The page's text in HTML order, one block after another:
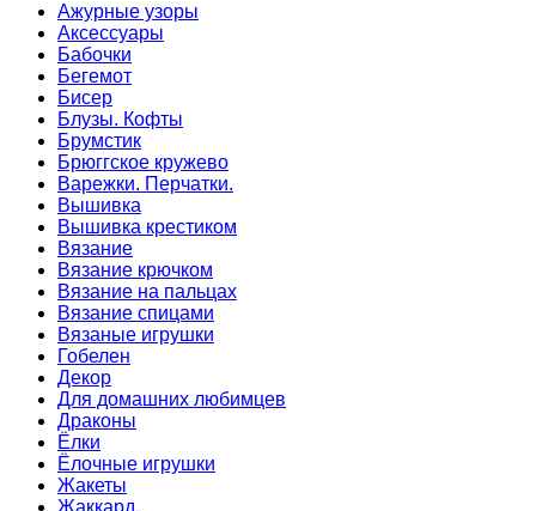
Ажурные узоры
Аксессуары
Бабочки
Бегемот
Бисер
Блузы. Кофты
Брумстик
Брюггское кружево
Варежки. Перчатки.
Вышивка
Вышивка крестиком
Вязание
Вязание крючком
Вязание на пальцах
Вязание спицами
Вязаные игрушки
Гобелен
Декор
Для домашних любимцев
Драконы
Ёлки
Ёлочные игрушки
Жакеты